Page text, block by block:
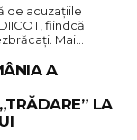
de acuzațiile
fiindcă
Mai…
A
LA